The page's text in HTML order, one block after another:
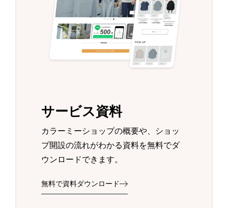
サービス資料
カラーミーショップの概要や、ショッ
プ開設の流れがわかる資料を無料でダ
ウンロードできます。
無料で資料ダウンロード